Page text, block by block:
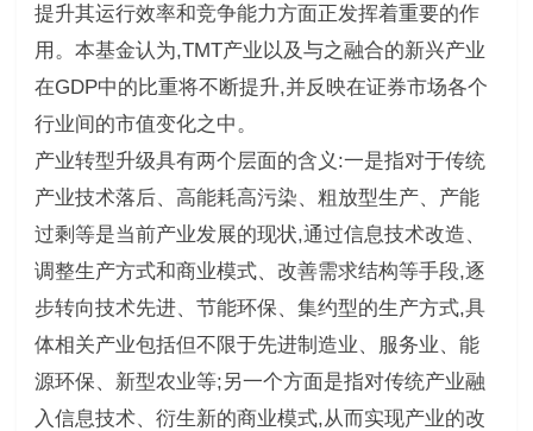
提升其运行效率和竞争能力方面正发挥着重要的作
用。本基金认为,TMT产业以及与之融合的新兴产业
在GDP中的比重将不断提升,并反映在证券市场各个
行业间的市值变化之中。
产业转型升级具有两个层面的含义:一是指对于传统
产业技术落后、高能耗高污染、粗放型生产、产能
过剩等是当前产业发展的现状,通过信息技术改造、
调整生产方式和商业模式、改善需求结构等手段,逐
步转向技术先进、节能环保、集约型的生产方式,具
体相关产业包括但不限于先进制造业、服务业、能
源环保、新型农业等;另一个方面是指对传统产业融
入信息技术、衍生新的商业模式,从而实现产业的改